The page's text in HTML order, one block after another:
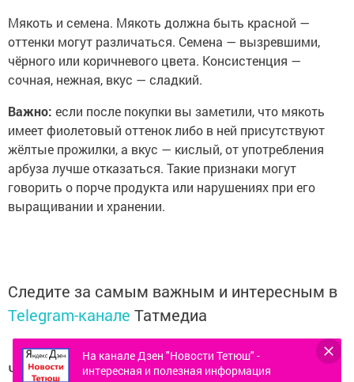
Мякоть и семена. Мякоть должна быть красной —
оттенки могут различаться. Семена — вызревшими,
чёрного или коричневого цвета. Консистенция —
сочная, нежная, вкус — сладкий.
Важно: если после покупки вы заметили, что мякоть
имеет фиолетовый оттенок либо в ней присутствуют
жёлтые прожилки, а вкус — кислый, от употребления
арбуза лучше отказаться. Такие признаки могут
говорить о порче продукта или нарушениях при его
выращивании и хранении.
Следите за самым важным и интересным в
Telegram-канале Татмедиа
Читайте новости Татарстана в
На канале Дзен "Новости Тетюш" -
интересная и полезная информация